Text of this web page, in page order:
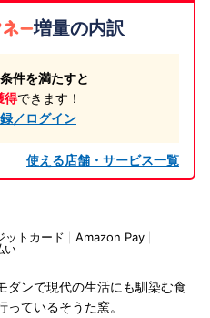
増量の内訳
条件を満たすと
得できます！
／ログイン
使える店舗・サービス一覧
ットカード
Amazon Pay
い
ダンで現代の生活にも馴染む食
ているそうた窯。